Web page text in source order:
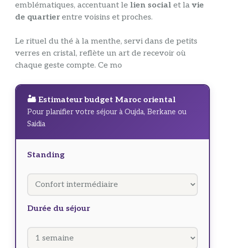
emblématiques, accentuant le lien social et la vie
de quartierentre voisins et proches.
Le rituel du thé à la menthe, servi dans de petits
verres en cristal, reflète un art de recevoir où
chaque geste compte. Ce mo
🏜️ Estimateur budget Maroc oriental
Pour planifier votre séjour à Oujda, Berkane ou
Saidia
Standing
Durée du séjour